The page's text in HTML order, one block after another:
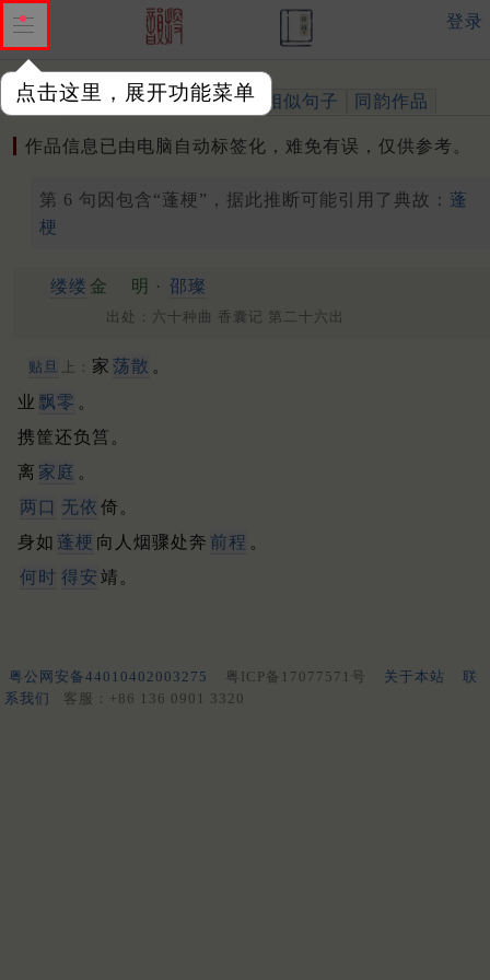
点击这里，展开功能菜单
登录
作品 标注四声 出处、引用 相似句子 同韵作品
作品信息已由电脑自动标签化，难免有误，仅供参考。
第 6 句因包含“蓬梗”，据此推断可能引用了典故： 蓬
梗
缕缕 金 明 · 邵璨
出处：六十种曲 香囊记 第二十六出
贴旦 上： 家 荡散 。
业 飘零 。
携筐还负筥。
离 家庭 。
两口 无依 倚。
身如 蓬梗 向人烟骤处奔 前程 。
何时 得安 靖。
粤公网安备44010402003275 粤ICP备17077571号 关于本站
联
系我们
客服：+86 136 0901 3320